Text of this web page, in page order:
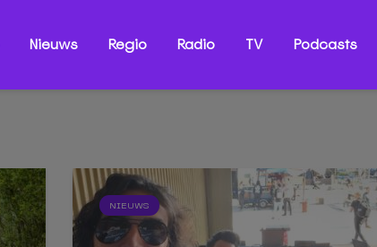
Nieuws Regio Radio TV Podcasts
NIEUWS